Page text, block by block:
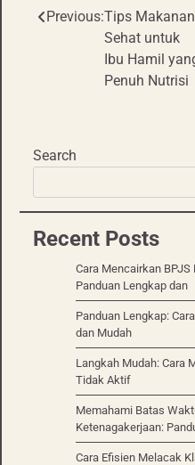
Post
navigation
Previous:Tips Makanan
Sehat untuk
Ibu Hamil
Penuh Nutrisi
Search
Recent Posts
Cara Mencairkan
Panduan Lengkap dan
Panduan Lengkap:
dan Mudah
Langkah Mudah: Cara
Tidak Aktif
Memahami Batas
Ketenagakerjaan:
Cara Efisien Melacak